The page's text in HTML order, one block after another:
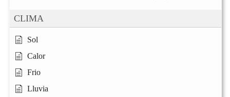
CLIMA
Sol
Calor
Frio
Lluvia